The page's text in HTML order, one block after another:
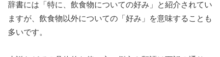
辞書には「特に、飲食物についての好み」と紹介されてい
ますが、飲食物以外についての「好み」を意味することも
多いです。